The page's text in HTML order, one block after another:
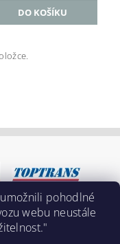
pohodlné
webu neustále